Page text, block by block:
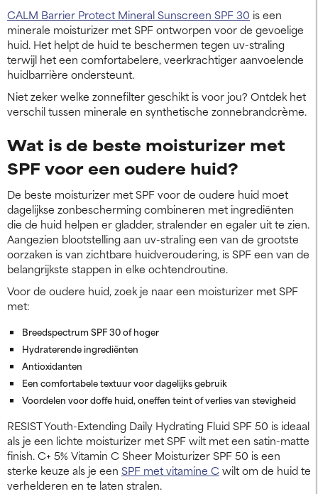
CALM Barrier Protect Mineral Sunscreen SPF 30 is een
minerale moisturizer met SPF ontworpen voor de gevoelige
huid. Het helpt de huid te beschermen tegen uv-straling
terwijl het een comfortabelere, veerkrachtiger aanvoelende
huidbarrière ondersteunt.
Niet zeker welke zonnefilter geschikt is voor jou? Ontdek het
verschil tussen minerale en synthetische zonnebrandcrème.
Wat is de beste moisturizer met
SPF voor een oudere huid?
De beste moisturizer met SPF voor de oudere huid moet
dagelijkse zonbescherming combineren met ingrediënten
die de huid helpen er gladder, stralender en egaler uit te zien.
Aangezien blootstelling aan uv-straling een van de grootste
oorzaken is van zichtbare huidveroudering, is SPF een van de
belangrijkste stappen in elke ochtendroutine.
Voor de oudere huid, zoek je naar een moisturizer met SPF
met:
Breedspectrum SPF 30 of hoger
Hydraterende ingrediënten
Antioxidanten
Een comfortabele textuur voor dagelijks gebruik
Voordelen voor doffe huid, oneffen teint of verlies van stevigheid
RESIST Youth-Extending Daily Hydrating Fluid SPF 50 is ideaal
als je een lichte moisturizer met SPF wilt met een satin-matte
finish. C+ 5% Vitamin C Sheer Moisturizer SPF 50 is een
sterke keuze als je een SPF met vitamine Cwilt om de huid te
verhelderen en te laten stralen.